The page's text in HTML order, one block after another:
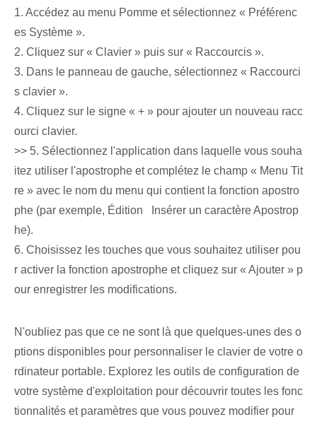
1. Accédez au menu Pomme et sélectionnez « Préférenc
es Système ».
2. Cliquez sur « Clavier » puis⁤ sur « Raccourcis ».
3. Dans le panneau de gauche, sélectionnez « Raccourci
s clavier ».
4. Cliquez sur le signe « + » pour ajouter un nouveau racc
ourci clavier⁢.
>> 5. Sélectionnez l'application dans laquelle vous souha
itez utiliser l'apostrophe et‌ complétez le champ « Menu Tit
re » avec le nom du ‌menu qui contient la fonction apostro
phe (par exemple, Édition ⁣ ​​ Insérer un caractère Apostrop
he).
6. Choisissez les touches que vous souhaitez utiliser pou
r activer la fonction apostrophe et cliquez sur « Ajouter » p
our enregistrer les modifications.
N'oubliez pas que ce ne sont là que quelques-unes des o
ptions disponibles pour personnaliser le clavier de votre o
rdinateur portable. Explorez les outils de configuration de
votre système d'exploitation pour découvrir toutes les fonc
tionnalités et paramètres que vous pouvez modifier pour